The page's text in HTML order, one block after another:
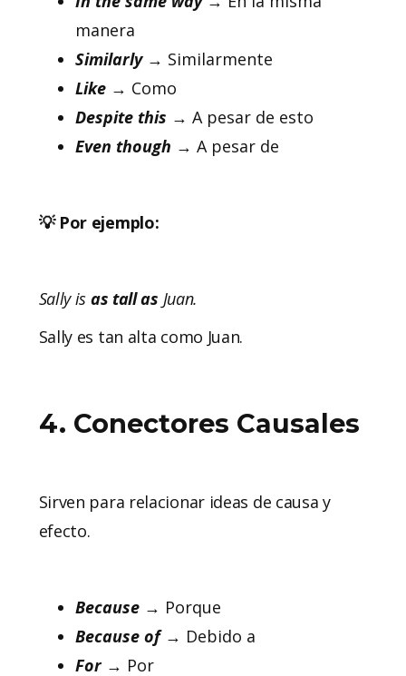
manera
Similarly→ Similarmente
Like→ Como
Despite this → A pesar de esto
Even though → A pesar de
💡 Por ejemplo:
Sally is as tall as Juan.
Sally es tan alta como Juan.
4. Conectores Causales
Sirven para relacionar ideas de causa y
efecto.
Because→ Porque
Because of → Debido a
For→ Por